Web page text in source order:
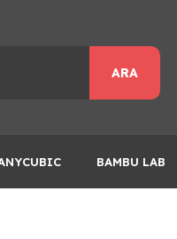
ARA
BAMBU LAB